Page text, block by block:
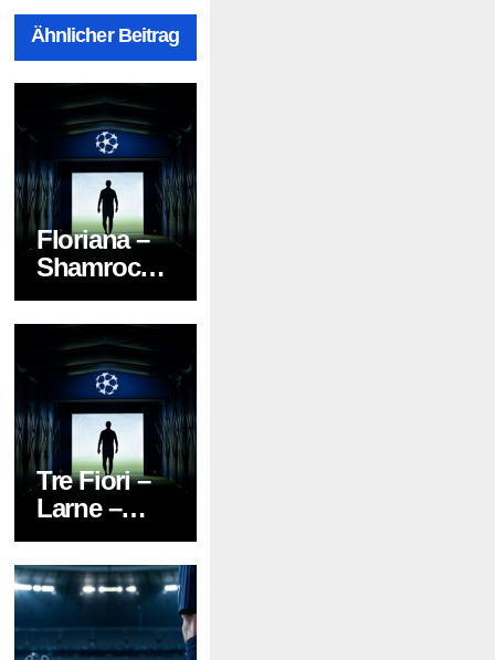
Ähnlicher Beitrag
Floriana –
Shamrock
Rovers –
Prognose,
News,
Aufstellung
en & Tipp
Tre Fiori –
Larne –
Prognose,
News,
Aufstellung
en & Tipp